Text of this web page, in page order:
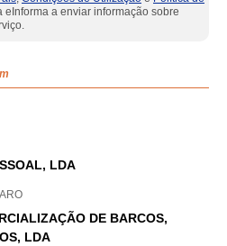
eInforma a enviar informação sobre
LDA
DE BARCOS,
LDA